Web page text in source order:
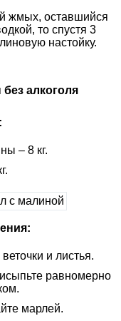
жмых, оставшийся
то спустя 3
настойку.
алкоголя
– 8 кг.
и листья.
равномерно
марлей.